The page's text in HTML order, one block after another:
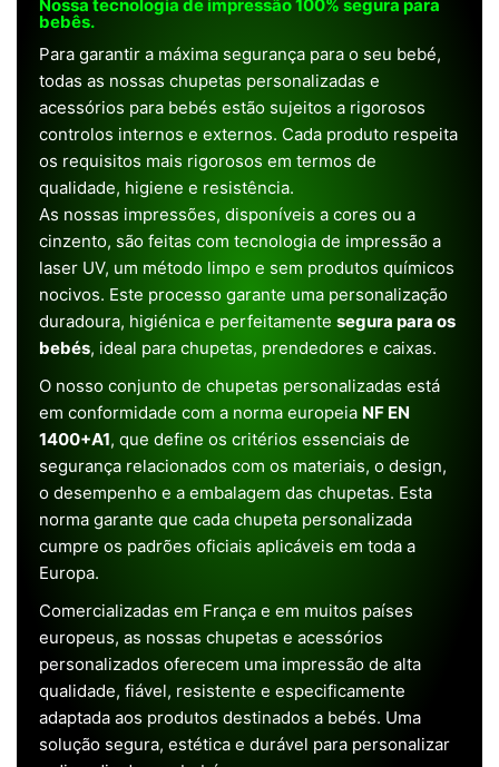
Nossa tecnologia de impressão 100% segura para
bebês.
Para garantir a máxima segurança para o seu bebé,
todas as nossas chupetas personalizadas e
acessórios para bebés estão sujeitos a rigorosos
controlos internos e externos. Cada produto respeita
os requisitos mais rigorosos em termos de
qualidade, higiene e resistência.
As nossas impressões, disponíveis a cores ou a
cinzento, são feitas com tecnologia de impressão a
laser UV, um método limpo e sem produtos químicos
nocivos. Este processo garante uma personalização
duradoura, higiénica e perfeitamente segura para os
bebés, ideal para chupetas, prendedores e caixas.
O nosso conjunto de chupetas personalizadas está
em conformidade com a norma europeia NF EN
1400+A1, que define os critérios essenciais de
segurança relacionados com os materiais, o design,
o desempenho e a embalagem das chupetas. Esta
norma garante que cada chupeta personalizada
cumpre os padrões oficiais aplicáveis em toda a
Europa.
Comercializadas em França e em muitos países
europeus, as nossas chupetas e acessórios
personalizados oferecem uma impressão de alta
qualidade, fiável, resistente e especificamente
adaptada aos produtos destinados a bebés. Uma
solução segura, estética e durável para personalizar